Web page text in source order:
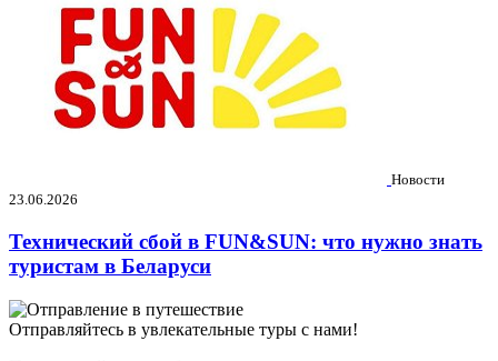
Новости
23.06.2026
Технический сбой в FUN&SUN: что нужно знать
туристам в Беларуси
Отправляйтесь в увлекательные туры с нами!